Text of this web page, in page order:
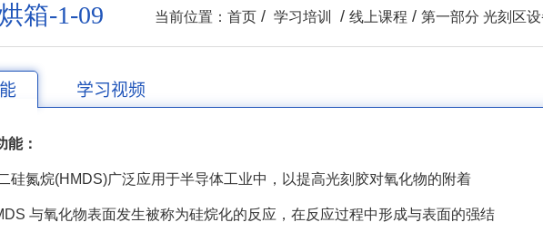
当前位置： 首页 / 学习培训 / 线上课程 / 第一部分 光刻区
箱-1-09
学习视频
能：
硅氮烷(HMDS)广泛应用于半导体工业中，以提高光刻胶对氧化物的附着
与氧化物表面发生被称为硅烷化的反应，在反应过程中形成与表面的强结